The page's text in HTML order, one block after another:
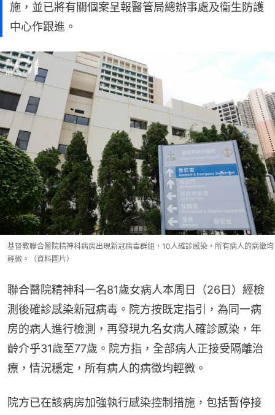
施，並已將有關個案呈報醫管局總辦事處及衞生防護
中心作跟進。
基督教聯合醫院精神科病房出現新冠病毒群組，10人確診感染，所有病人的病徵均
輕微。（資料圖片）
聯合醫院精神科一名81歲女病人本周日（26日）經檢
測後確診感染新冠病毒。院方按既定指引，為同一病
房的病人進行檢測，再發現九名女病人確診感染，年
齡介乎31歲至77歲。院方指，全部病人正接受隔離治
療，情況穩定，所有病人的病徵均輕微。
院方已在該病房加強執行感染控制措施，包括暫停接